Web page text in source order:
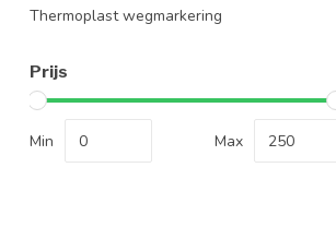
Thermoplast wegmarkering
Prijs
Min Max